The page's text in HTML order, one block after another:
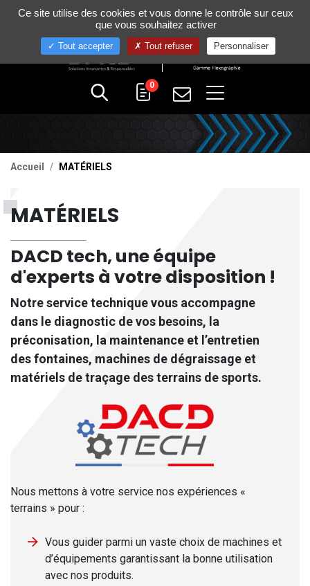
+33 (0)4 75 58 80 10
0
Accueil MATÉRIELS
MATÉRIELS
DACD tech, une équipe
d'experts à votre disposition !
Notre service technique vous accompagne
dans le diagnostic de vos besoins, la
préconisation, la maintenance et l’entretien
des fontaines, machines de dégraissage et
matériels de traçage des terrains de sports.
Nous mettons à votre service nos expériences «
terrains » pour :
Vous guider parmi un vaste choix de machines et
d’équipements garantissant la bonne utilisation
avec nos produits.
Gestion de vos préférences sur les cookies
Ce site utilise des cookies et vous donne le contrôle sur ceux
que vous souhaitez activer
Tout accepter Tout refuser Personnaliser